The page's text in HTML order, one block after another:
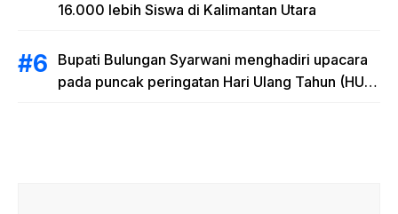
16.000 lebih Siswa di Kalimantan Utara
Bupati Bulungan Syarwani menghadiri upacara
pada puncak peringatan Hari Ulang Tahun (HUT)